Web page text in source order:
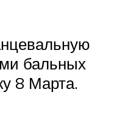
бальных
8 Марта.